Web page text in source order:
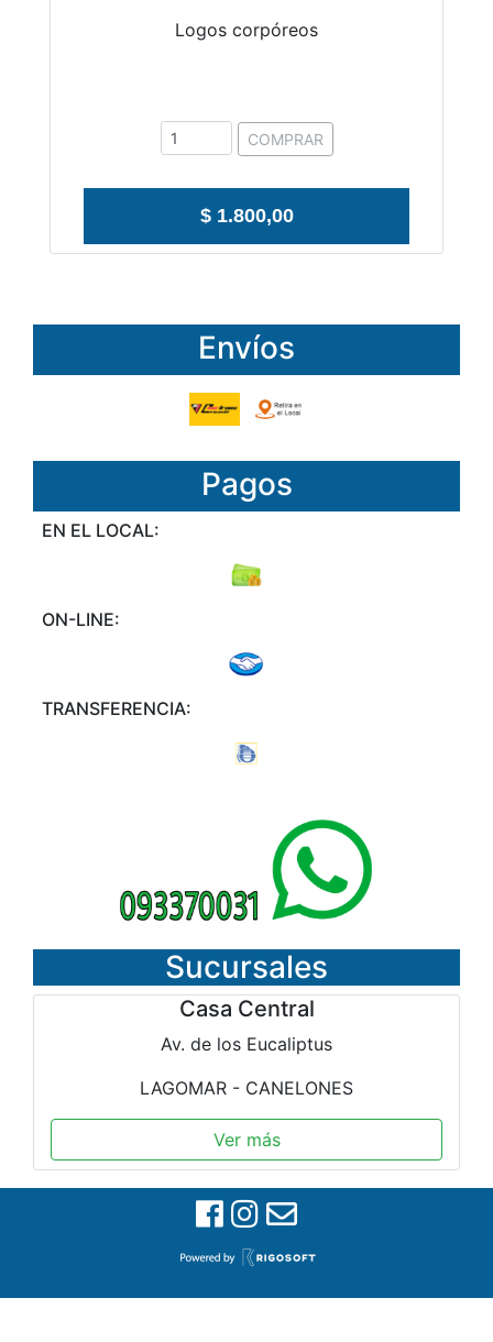
Envíos
Pagos
EN EL LOCAL:
ON-LINE:
TRANSFERENCIA:
Logos corpóreos
COMPRAR
$ 1.800,00
Sucursales
Casa Central
Av. de los Eucaliptus
LAGOMAR - CANELONES
Ver más